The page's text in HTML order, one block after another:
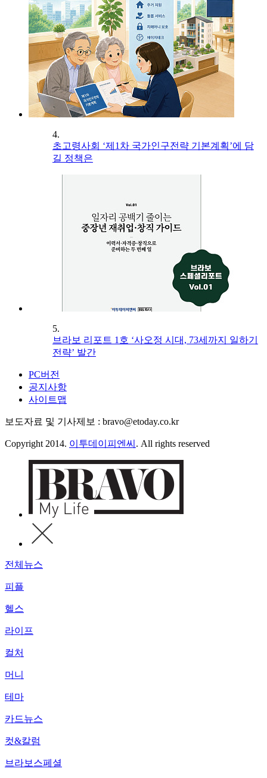
4.
초고령사회 ‘제1차 국가인구전략 기본계획’에 담
길 정책은
5.
브라보 리포트 1호 ‘사오정 시대, 73세까지 일하기
전략’ 발간
PC버전
공지사항
사이트맵
보도자료 및 기사제보 : bravo@etoday.co.kr
Copyright 2014. 이투데이피엔씨 . All rights reserved
전체뉴스
피플
헬스
라이프
컬처
머니
테마
카드뉴스
컷&칼럼
브라보스페셜